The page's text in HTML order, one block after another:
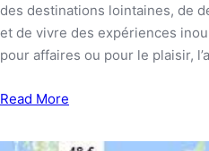
des destinations lointaines, de
et de vivre des expériences
pour affaires ou pour le plaisir,
Read More